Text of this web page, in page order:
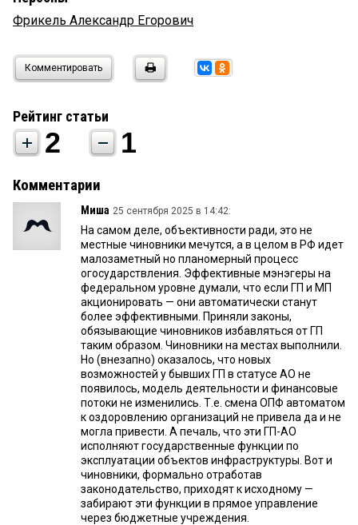
Фрикель Александр Егорович
Комментировать
Рейтинг статьи
2 1
Комментарии
Миша 25 сентября 2025 в 14:42:
На самом деле, объективности ради, это не
местные чиновники мечутся, а в целом в РФ идет
малозаметный но планомерный процесс
огосударствления. Эффективные мэнэгеры на
федеральном уровне думали, что если ГП и МП
акционировать — они автоматически станут
более эффективными. Приняли законы,
обязывающие чиновников избавляться от ГП
таким образом. Чиновники на местах выполнили.
Но (внезапно) оказалось, что новых
возможностей у бывших ГП в статусе АО не
появилось, модель деятельности и финансовые
потоки не изменились. Т.е. смена ОПФ автоматом
к оздоровлению организаций не привела да и не
могла привести. А печаль, что эти ГП-АО
исполняют государственные функции по
эксплуатации объектов инфраструктуры. Вот и
чиновники, формально отработав
законодательство, приходят к исходному —
забирают эти функции в прямое управление
через бюджетные учреждения.